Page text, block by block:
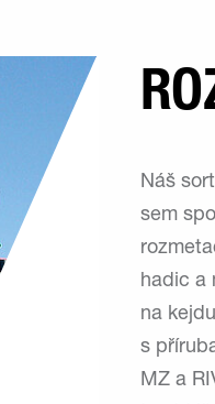
Náš
sem
hadic a
na
s
MZ a